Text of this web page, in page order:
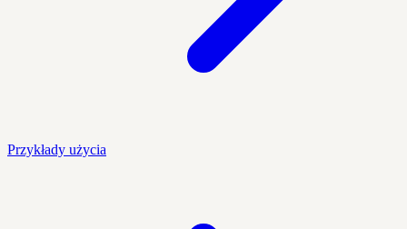
Przykłady użycia